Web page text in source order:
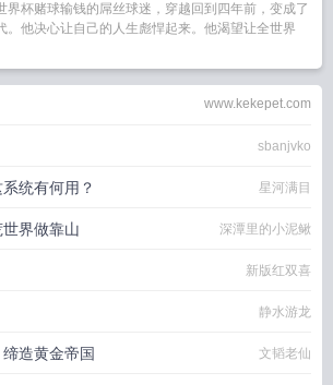
界杯赌球输钱的屌丝球迷，穿越回到四年前，变成了
。他决心让自己的人生彪悍起来。他渴望让全世界
www.kekepet.com
sbanjvko
统有何用？ 星河满目
界做靠山 深潭里的小泥鳅
新版红双喜
静水游龙
造黄金帝国 文韬老仙